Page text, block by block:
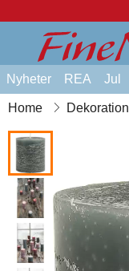
Nyheter REA Jul
Home Dekoration